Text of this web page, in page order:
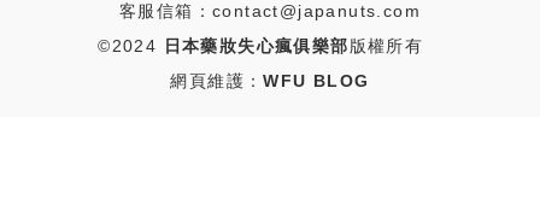
客服信箱：contact@japanuts.com
©2024
日本藥妝失心瘋俱樂部版權所有
網頁維護：WFU BLOG